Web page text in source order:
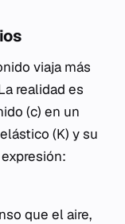
viaja más
realidad es
(c) en un
(K) y su
que el aire,